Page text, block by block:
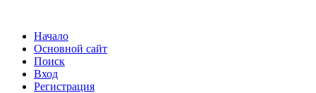
Начало
Основной сайт
Поиск
Вход
Регистрация